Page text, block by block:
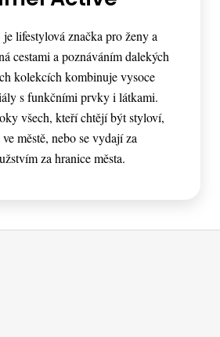
lifestylová značka pro ženy a
cestami a poznáváním dalekých
kolekcích kombinuje vysoce
s funkčními prvky i látkami.
všech, kteří chtějí být styloví,
městě, nebo se vydají za
za hranice města.